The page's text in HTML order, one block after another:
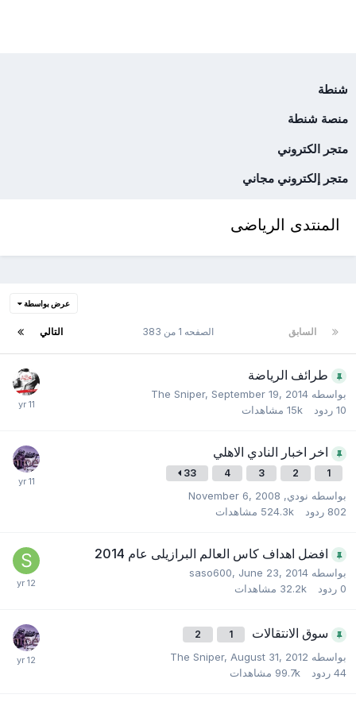
شنطة
منصة شنطة
متجر الكتروني
متجر إلكتروني مجاني
المنتدى الرياضى
عرض بواسطة
السابق التالي الصفحه 1 من 383
طرائف الرياضة
بواسطه The Sniper ,September 19, 2014
10 ردود 15k مشاهدات
اخر اخبار النادي الاهلي
2
3
4
33
بواسطه نودي,
November 6, 2008
802 ردود 524.3k مشاهدات
افضل اهداف كاس العالم البرازيلى عام 2014
بواسطه saso600 ,June 23, 2014
0 ردود 32.2k مشاهدات
سوق الانتقالات 2
بواسطه The Sniper ,August 31, 2012
44 ردود 99.7k مشاهدات